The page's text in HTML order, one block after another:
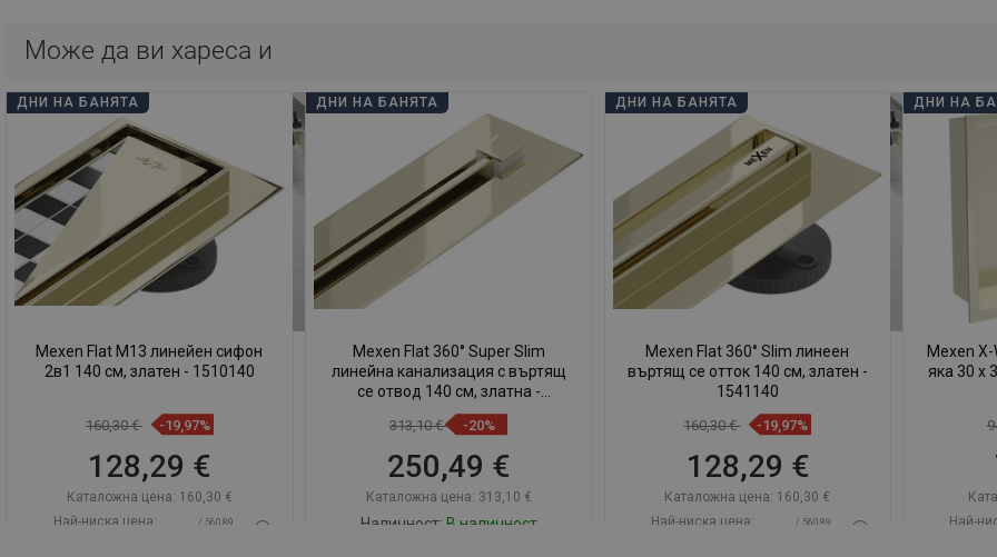
Може да ви хареса и
ДНИ НА БАНЯТА
Mexen Flat M13 линейен сифон
2в1 140 см, златен - 1510140
160,30 € -19,97%
128,29 €
Каталожна цена: 160,30 €
Най-ниска цена:
/ 560,89
ДНИ НА БАНЯТА
Mexen Flat 360° Super Slim
линейна канализация с въртящ
се отвод 140 см, златна -
1551140
313,10 € -20%
250,49 €
Каталожна цена: 313,10 €
Наличност: В наличност
ДНИ НА БАНЯТА
Mexen Flat 360° Slim линеен
въртящ се отток 140 см, златен -
1541140
160,30 € -19,97%
128,29 €
Каталожна цена: 160,30 €
Най-ниска цена:
/ 560,89
ДНИ НА
Mexen
яка 30 x
Най-